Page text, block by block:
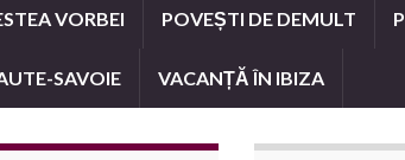
VORBEI POVEȘTI DE DEMULT
SAVOIE VACANȚĂ ÎN IBIZA